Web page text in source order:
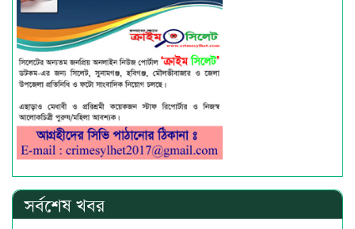
সর্বশেষ খবর